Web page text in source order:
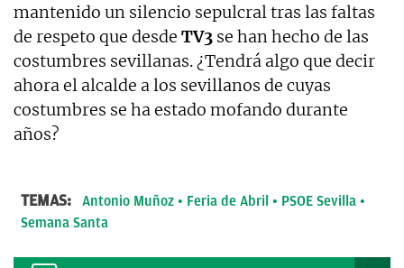
mantenido un silencio sepulcral tras las faltas
de respeto que desde TV3 se han hecho de las
costumbres sevillanas. ¿Tendrá algo que decir
ahora el alcalde a los sevillanos de cuyas
costumbres se ha estado mofando durante
años?
TEMAS: Antonio Muñoz Feria de Abril
PSOE Sevilla
Semana Santa